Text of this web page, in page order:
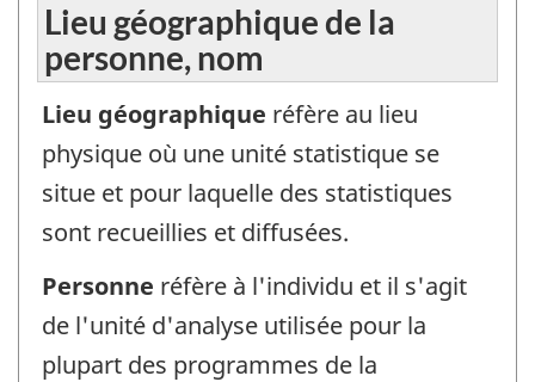
Lieu géographique de la
personne, nom
Lieu géographique réfère au lieu
physique où une unité statistique se
situe et pour laquelle des statistiques
sont recueillies et diffusées.
Personne réfère à l'individu et il s'agit
de l'unité d'analyse utilisée pour la
plupart des programmes de la